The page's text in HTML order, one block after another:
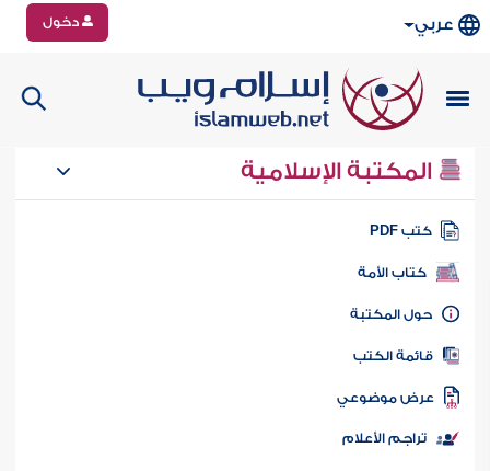
عربي دخول
المكتبة الإسلامية
كتب PDF
كتاب الأمة
المكتبة
الكتب
موضوعي